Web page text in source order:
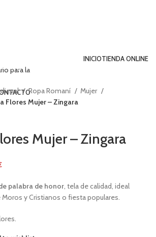
INICIOTIENDA ONLINE
Ropa Romaní
Mujer
Flores Mujer – Zingara
Mujer – Zingara
palabra de honor , tela de calidad, ideal
y Cristianos o fiesta populares.
you are looking for.